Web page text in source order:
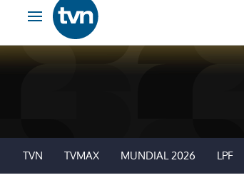
Obrir navegació
TVN TVMAX MUNDIAL 2026 LPF